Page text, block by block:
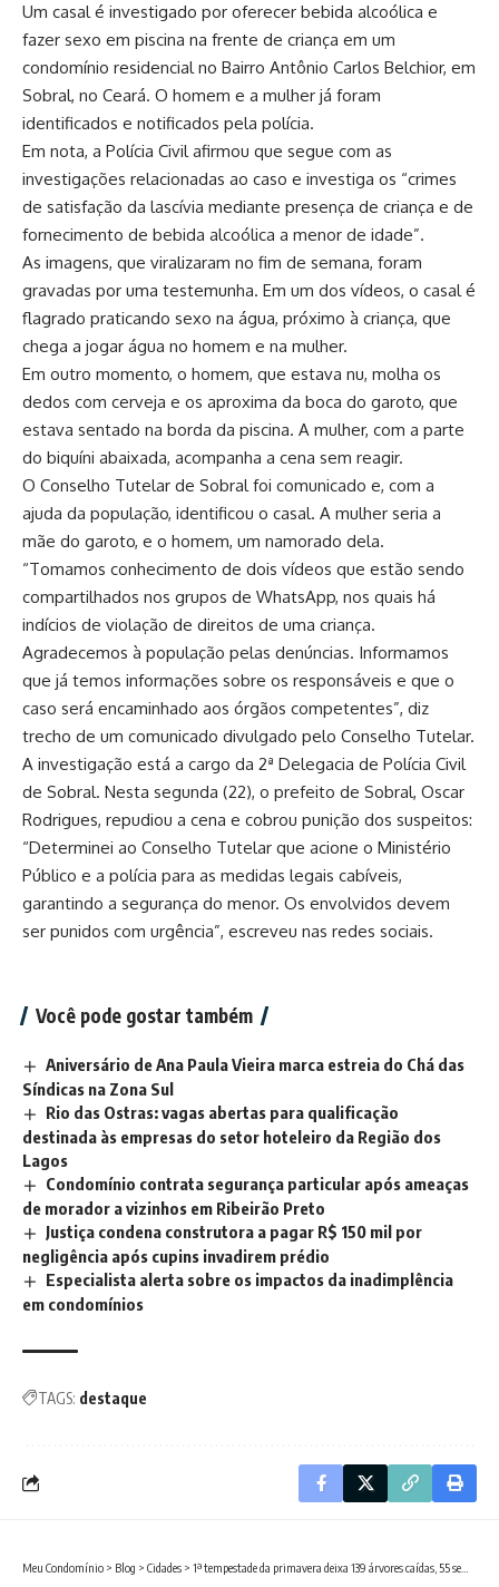
Um casal é investigado por oferecer bebida alcoólica e
fazer sexo em piscina na frente de criança em um
condomínio residencial no Bairro Antônio Carlos Belchior, em
Sobral, no Ceará. O homem e a mulher já foram
identificados e notificados pela polícia.
Em nota, a Polícia Civil afirmou que segue com as
investigações relacionadas ao caso e investiga os “crimes
de satisfação da lascívia mediante presença de criança e de
fornecimento de bebida alcoólica a menor de idade”.
As imagens, que viralizaram no fim de semana, foram
gravadas por uma testemunha. Em um dos vídeos, o casal é
flagrado praticando sexo na água, próximo à criança, que
chega a jogar água no homem e na mulher.
Em outro momento, o homem, que estava nu, molha os
dedos com cerveja e os aproxima da boca do garoto, que
estava sentado na borda da piscina. A mulher, com a parte
do biquíni abaixada, acompanha a cena sem reagir.
O Conselho Tutelar de Sobral foi comunicado e, com a
ajuda da população, identificou o casal. A mulher seria a
mãe do garoto, e o homem, um namorado dela.
“Tomamos conhecimento de dois vídeos que estão sendo
compartilhados nos grupos de WhatsApp, nos quais há
indícios de violação de direitos de uma criança.
Agradecemos à população pelas denúncias. Informamos
que já temos informações sobre os responsáveis e que o
caso será encaminhado aos órgãos competentes”, diz
trecho de um comunicado divulgado pelo Conselho Tutelar.
A investigação está a cargo da 2ª Delegacia de Polícia Civil
de Sobral. Nesta segunda (22), o prefeito de Sobral, Oscar
Rodrigues, repudiou a cena e cobrou punição dos suspeitos:
“Determinei ao Conselho Tutelar que acione o Ministério
Público e a polícia para as medidas legais cabíveis,
garantindo a segurança do menor. Os envolvidos devem
ser punidos com urgência”, escreveu nas redes sociais.
Você pode gostar também
Aniversário de Ana Paula Vieira marca estreia do Chá das
Síndicas na Zona Sul
Rio das Ostras: vagas abertas para qualificação
destinada às empresas do setor hoteleiro da Região dos
Lagos
Condomínio contrata segurança particular após ameaças
de morador a vizinhos em Ribeirão Preto
Justiça condena construtora a pagar R$ 150 mil por
negligência após cupins invadirem prédio
Especialista alerta sobre os impactos da inadimplência
em condomínios
TAGS: destaque
Meu Condomínio > Blog > Cidades > 1ª tempestade da primavera deixa 139 árvores caídas, 55 semáforos apagados e mais de 500 mil imóveis sem luz na Grande SP